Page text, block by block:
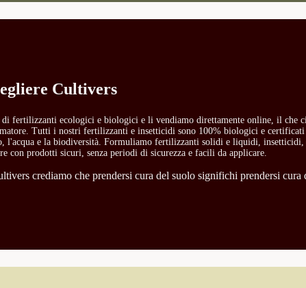
Cultivers
fertilizzanti ecologici e biologici e li vendiamo direttamente online, il che
Tutti i nostri fertilizzanti e insetticidi sono 100% biologici e
l'acqua e la biodiversità. Formuliamo fertilizzanti solidi e liquidi,
con prodotti sicuri, senza periodi di sicurezza e facili da applicare.
crediamo che prendersi cura del suolo significhi prendersi